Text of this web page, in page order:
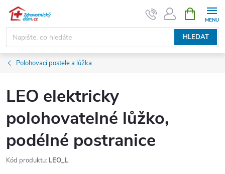
Přejít
obsah
HLEDAT
NÁKUPNÍ
KOŠÍK
Polohovací postele a lůžka
LEO elektricky
polohovatelné lůžko,
podélné postranice
Kód produktu: LEO_L